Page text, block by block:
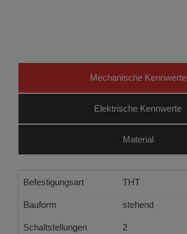
Mechanische Kennwerte
Elektrische Kennwerte
Material
Befestigungsart THT
Bauform stehend
Schaltstellungen 2